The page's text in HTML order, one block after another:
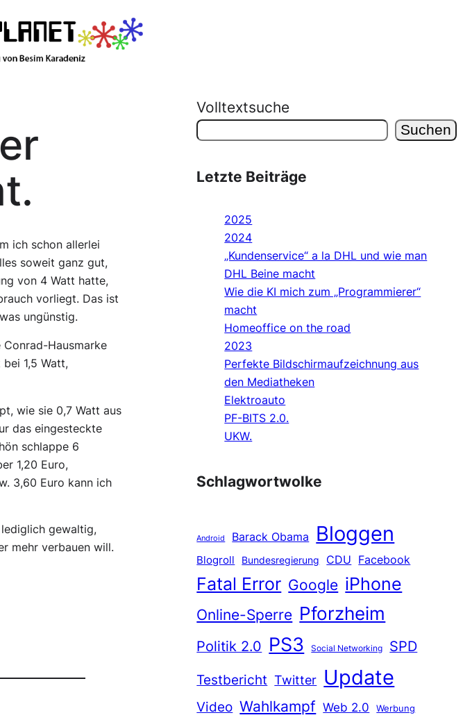
ich schon allerlei
soweit ganz gut,
von 4 Watt hatte,
vorliegt. Das ist
ungünstig.
Hausmarke
1,5 Watt,
wie sie 0,7 Watt aus
das eingesteckte
schlappe 6
1,20 Euro,
3,60 Euro kann ich
gewaltig,
mehr verbauen will.
Volltextsuche
Suchen
Letzte Beiträge
2025
2024
„Kundenservice“ a la DHL und wie man
DHL Beine macht
Wie die KI mich zum „Programmierer“
macht
Homeoffice on the road
2023
Perfekte Bildschirmaufzeichnung aus
den Mediatheken
Elektroauto
PF-BITS 2.0.
UKW.
Schlagwortwolke
Android Barack Obama Bloggen
Blogroll Bundesregierung CDU Facebook
Fatal Error Google iPhone
Online-Sperre Pforzheim
Politik 2.0 PS3 Social Networking
SPD
Testbericht Twitter Update
Video Wahlkampf Web 2.0 Werbung